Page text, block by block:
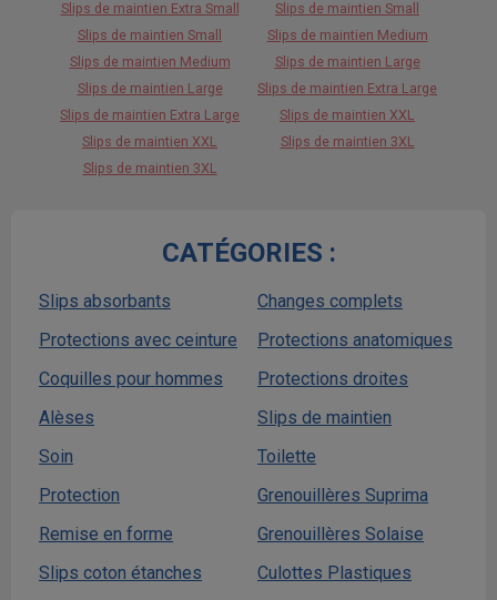
Slips de maintien Extra Small
Slips de maintien Small
Slips de maintien Medium
Slips de maintien Large
Slips de maintien Extra Large
Slips de maintien XXL
Slips de maintien 3XL
Slips de maintien Small
Slips de maintien Medium
Slips de maintien Large
Slips de maintien Extra Large
Slips de maintien XXL
Slips de maintien 3XL
CATÉGORIES :
Slips absorbants
Changes complets
Protections avec ceinture
Protections anatomiques
Coquilles pour hommes
Protections droites
Alèses
Slips de maintien
Soin
Toilette
Protection
Grenouillères Suprima
Remise en forme
Grenouillères Solaise
Slips coton étanches
Culottes Plastiques